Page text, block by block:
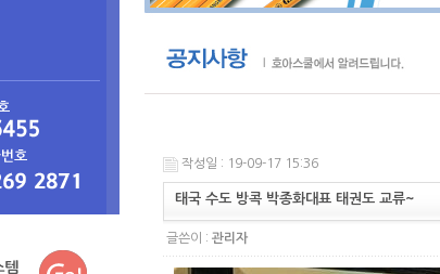
작성일 : 19-09-17 15:36
태국 수도 방콕 박종화대표 태권도 교류~
글쓴이 : 관리자